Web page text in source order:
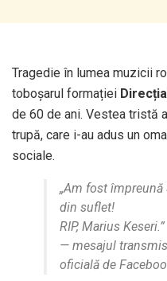
Tragedie în lumea muzicii
toboșarul formației
de 60 de ani. Vestea tristă
trupă, care i-au adus un
sociale.
„Am fost
din suflet!
RIP, Marius Keseri.”
— mesajul
oficială de